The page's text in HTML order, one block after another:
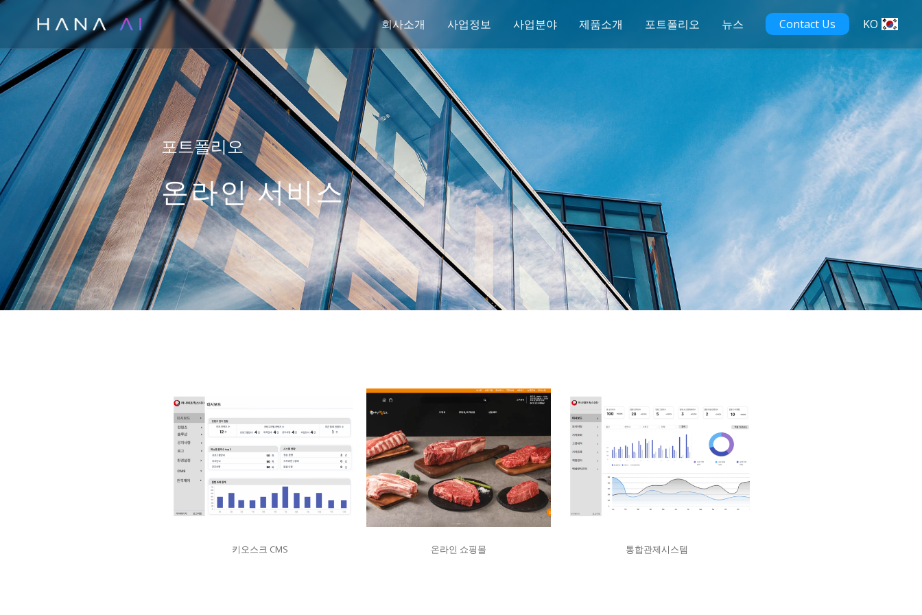
콘
츠
로
건
회사소개 사업정보 사업분야 제품소개 포트폴리오 뉴스 Contact Us KO
포트폴리오
온라인 서비스
키오스크 CMS 온라인 쇼핑몰 통합관제시스템